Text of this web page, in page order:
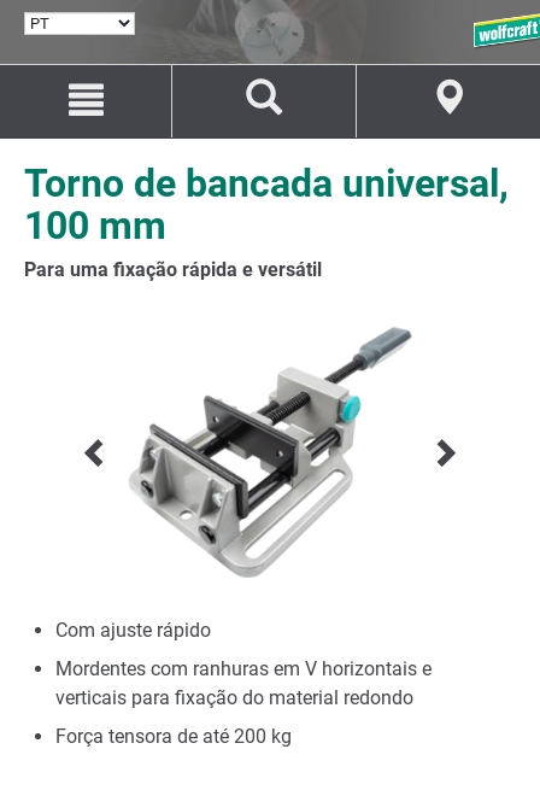
SELECIONAR
Avançar
o
conteúdo
Avançar
a
navegação
Torno de bancada universal,
100 mm
Para uma fixação rápida e versátil
Com ajuste rápido
Mordentes com ranhuras em V horizontais e
verticais para fixação do material redondo
Força tensora de até 200 kg